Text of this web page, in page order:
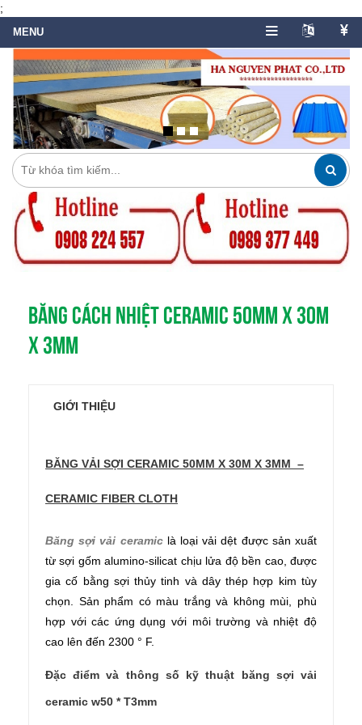
;
BĂNG CÁCH NHIỆT CERAMIC 50MM X 30M
X 3MM
GIỚI THIỆU
BĂNG VẢI SỢI CERAMIC 50MM X 30M X 3MM –
CERAMIC FIBER CLOTH
Băng sợi vải ceramic là loại vải dệt được sản xuất
từ ​​sợi gốm alumino-silicat chịu lửa độ bền cao, được
gia cố bằng sợi thủy tinh và dây thép hợp kim tùy
chọn. Sản phẩm có màu trắng và không mùi, phù
hợp với các ứng dụng với môi trường và nhiệt độ
cao lên đến 2300 ° F.
Đặc điểm và thông số kỹ thuật băng sợi vải
ceramic w50 * T3mm